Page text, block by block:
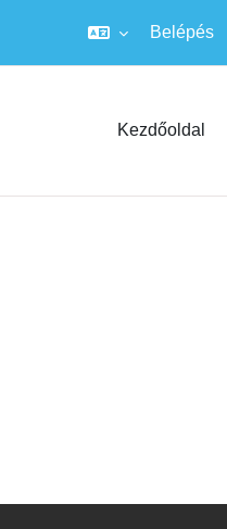
Belépés
Kezdőoldal